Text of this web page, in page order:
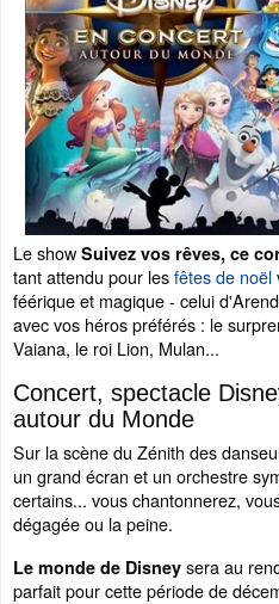
Le show Suivez vos rêves, ce
tant attendu pour lesfêtes de noël
féérique et magique - celui
avec vos héros préférés : le
Vaiana, le roi Lion, Mulan...
Concert, spectacle
autour du Monde
Sur la scène du Zénith des
un grand écran et un orchestre
certains... vous chantonnerez,
dégagée ou la peine.
Le monde de Disney sera au
parfait pour cette période de